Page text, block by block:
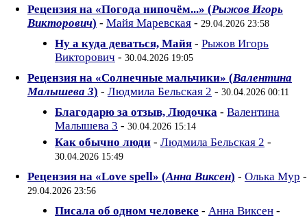
Рецензия на «Погода нипочём...» (Рыжов Игорь
Викторович) - Майя Маревская - 29.04.2026 23:58
Ну а куда деваться, Майя - Рыжов Игорь
Викторович - 30.04.2026 19:05
Рецензия на «Солнечные мальчики» (Валентина
Малышева 3) - Людмила Бельская 2 - 30.04.2026 00:11
Благодарю за отзыв, Людочка - Валентина
Малышева 3 - 30.04.2026 15:14
Как обычно люди - Людмила Бельская 2 -
30.04.2026 15:49
Рецензия на «Love spell» (Анна Виксен) - Олька Мур -
29.04.2026 23:56
Писала об одном человеке - Анна Виксен -